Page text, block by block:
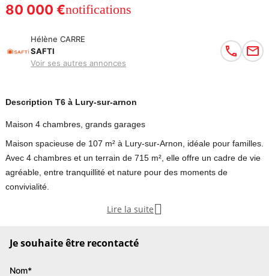
80 000 €notifications
Hélène CARRE
SAFTI
Voir ses autres annonces
Description T6 à Lury-sur-arnon
Maison 4 chambres, grands garages
Maison spacieuse de 107 m² à Lury-sur-Arnon, idéale pour familles.
Avec 4 chambres et un terrain de 715 m², elle offre un cadre de vie
agréable, entre tranquillité et nature pour des moments de
convivialité.
grande maison familiale de 107m2 dans une ruelle au calme du
Lire la suite
Je souhaite être recontacté
Nom*